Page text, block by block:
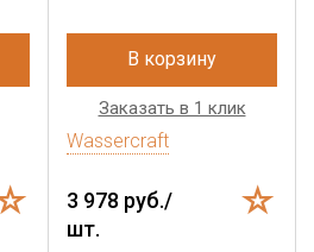
В корзину
Заказать в 1 клик
Wassercraft
3 978 руб./
шт.